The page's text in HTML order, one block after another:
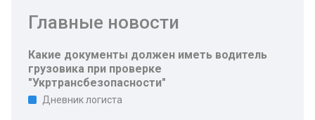
Главные новости
Какие документы должен иметь водитель
грузовика при проверке
"Укртрансбезопасности"
Дневник логиста